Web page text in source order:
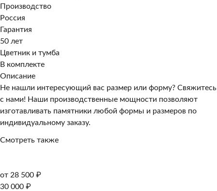
Производство
Россия
Гарантия
50 лет
Цветник и тумба
В комплекте
Описание
Не нашли интересующий вас размер или форму? Свяжитесь
с нами! Наши производственные мощности позволяют
изготавливать памятники любой формы и размеров по
индивидуальному заказу.
Смотреть также
от 28 500 ₽
30 000 ₽